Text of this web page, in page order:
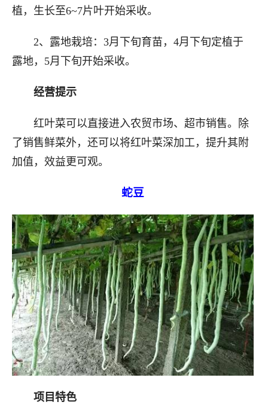
植，生长至6~7片叶开始采收。
2、露地栽培：3月下旬育苗，4月下旬定植于
露地，5月下旬开始采收。
经营提示
红叶菜可以直接进入农贸市场、超市销售。除
了销售鲜菜外，还可以将红叶菜深加工，提升其附
加值，效益更可观。
蛇豆
项目特色